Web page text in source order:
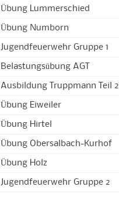
Übung Lummerschied
Übung Numborn
Jugendfeuerwehr Gruppe 1
Belastungsübung AGT
Ausbildung Truppmann Teil 2
Übung Eiweiler
Übung Hirtel
Übung Obersalbach-Kurhof
Übung Holz
Jugendfeuerwehr Gruppe 2